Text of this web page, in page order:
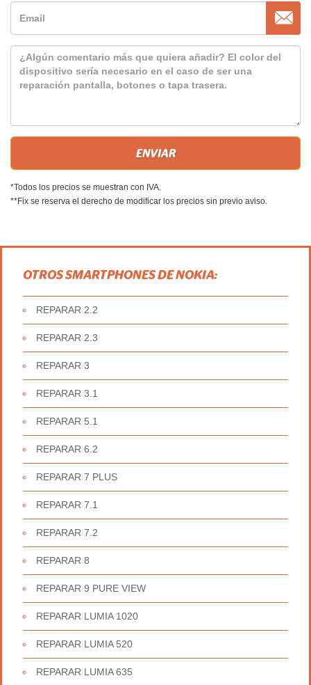
*Todos los precios se muestran con IVA.
**Fix se reserva el derecho de modificar los precios sin previo aviso.
OTROS SMARTPHONES DE NOKIA:
REPARAR 2.2
REPARAR 2.3
REPARAR 3
REPARAR 3.1
REPARAR 5.1
REPARAR 6.2
REPARAR 7 PLUS
REPARAR 7.1
REPARAR 7.2
REPARAR 8
REPARAR 9 PURE VIEW
REPARAR LUMIA 1020
REPARAR LUMIA 520
REPARAR LUMIA 635